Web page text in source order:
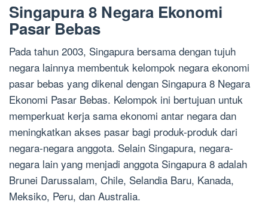
Singapura 8 Negara Ekonomi
Pasar Bebas
Pada tahun 2003, Singapura bersama dengan tujuh
negara lainnya membentuk kelompok negara ekonomi
pasar bebas yang dikenal dengan Singapura 8 Negara
Ekonomi Pasar Bebas. Kelompok ini bertujuan untuk
memperkuat kerja sama ekonomi antar negara dan
meningkatkan akses pasar bagi produk-produk dari
negara-negara anggota. Selain Singapura, negara-
negara lain yang menjadi anggota Singapura 8 adalah
Brunei Darussalam, Chile, Selandia Baru, Kanada,
Meksiko, Peru, dan Australia.